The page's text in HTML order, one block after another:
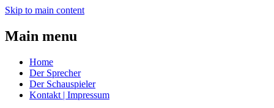
Skip to main content
Main menu
Home
Der Sprecher
Der Schauspieler
Kontakt | Impressum